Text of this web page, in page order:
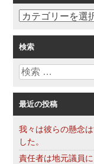
ョ
ン
カ
ゴ
リ
ー
検索
検
最近の投稿
我々は彼らの懸念
した。
責任者は地元議員